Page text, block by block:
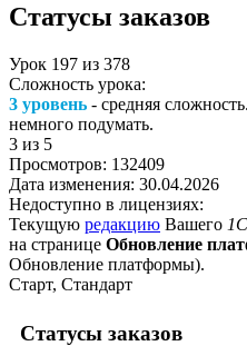
Статусы заказов
Урок 197 из 378
Сложность урока:
3 уровень - средняя
немного подумать.
3 из 5
Просмотров: 132409
Дата изменения: 30.04.2026
Недоступно в лицензиях:
Текущую редакцию Вашего
на странице Обновление
Обновление платформы).
Старт, Стандарт
Статусы заказов